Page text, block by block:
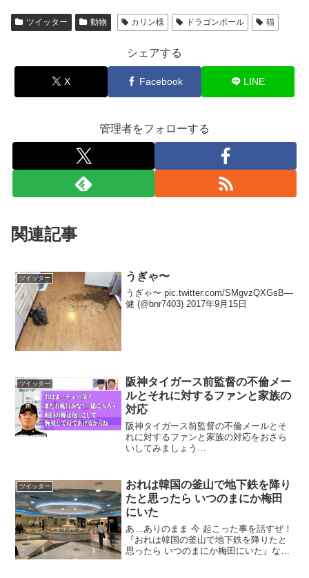
ツイッター 動物 カリン様 ドラゴンボール 猫
シェアする
X Facebook LINE
管理者をフォローする
関連記事
ツイッター うぎゃ〜
うぎゃ〜 pic.twitter.com/SMgvzQXGsB—
健 (@bnr7403) 2017年9月15日
ツイッター
阪神タイガース前監督の不倫メー
ルとそれに対するファンと家族の
対応
阪神タイガース前監督の不倫メールとそ
れに対するファンと家族の対応をおさら
いしてみましょう
日
ツイッター
おれは韓国の釜山で地下鉄を降り
たと思ったら いつのまにか梅田
にいた
あ…ありのまま 今 起こった事を話すぜ！
『おれは韓国の釜山で地下鉄を降りたと
思ったら いつのまにか梅田にいた』な…